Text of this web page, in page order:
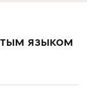
языком